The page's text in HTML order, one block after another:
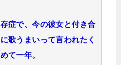
症で、今の彼女と付き合
歌うまいって言われたく
て一年。